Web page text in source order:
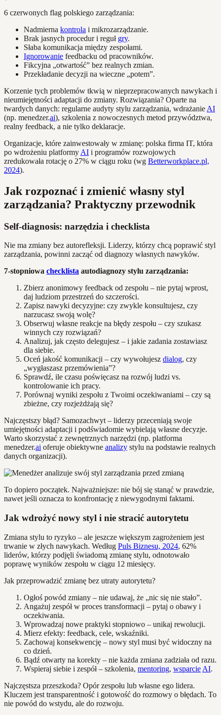
6 czerwonych flag polskiego zarządzania:
Nadmierna kontrola i mikrozarządzanie.
Brak jasnych procedur i reguł gry.
Słaba komunikacja między zespołami.
Ignorowanie feedbacku od pracowników.
Fikcyjna „otwartość” bez realnych zmian.
Przekładanie decyzji na wieczne „potem”.
Korzenie tych problemów tkwią w nieprzepracowanych nawykach i
nieumiejętności adaptacji do zmiany. Rozwiązania? Oparte na
twardych danych: regularne audyty stylu zarządzania, wdrażanie AI
(np. menedzer.ai), szkolenia z nowoczesnych metod przywództwa,
realny feedback, a nie tylko deklaracje.
Organizacje, które zainwestowały w zmianę: polska firma IT, która
po wdrożeniu platformy AI i programów rozwojowych
zredukowała rotację o 27% w ciągu roku (wg Betterworkplace.pl,
2024).
Jak rozpoznać i zmienić własny styl
zarządzania? Praktyczny przewodnik
Self-diagnosis: narzędzia i checklista
Nie ma zmiany bez autorefleksji. Liderzy, którzy chcą poprawić styl
zarządzania, powinni zacząć od diagnozy własnych nawyków.
7-stopniowa checklista autodiagnozy stylu zarządzania:
Zbierz anonimowy feedback od zespołu – nie pytaj wprost,
daj ludziom przestrzeń do szczerości.
Zapisz nawyki decyzyjne: czy zwykle konsultujesz, czy
narzucasz swoją wolę?
Obserwuj własne reakcje na błędy zespołu – czy szukasz
winnych czy rozwiązań?
Analizuj, jak często delegujesz – i jakie zadania zostawiasz
dla siebie.
Oceń jakość komunikacji – czy wywołujesz dialog, czy
„wygłaszasz przemówienia”?
Sprawdź, ile czasu poświęcasz na rozwój ludzi vs.
kontrolowanie ich pracy.
Porównaj wyniki zespołu z Twoimi oczekiwaniami – czy są
zbieżne, czy rozjeżdżają się?
Najczęstszy błąd? Samozachwyt – liderzy przeceniają swoje
umiejętności adaptacji i podświadomie wybielają własne decyzje.
Warto skorzystać z zewnętrznych narzędzi (np. platforma
menedzer.ai oferuje obiektywne analizy stylu na podstawie realnych
danych organizacji).
To dopiero początek. Najważniejsze: nie bój się stanąć w prawdzie,
nawet jeśli oznacza to konfrontację z niewygodnymi faktami.
Jak wdrożyć nowy styl i nie stracić autorytetu
Zmiana stylu to ryzyko – ale jeszcze większym zagrożeniem jest
trwanie w złych nawykach. Według Puls Biznesu, 2024, 62%
liderów, którzy podjęli świadomą zmianę stylu, odnotowało
poprawę wyników zespołu w ciągu 12 miesięcy.
Jak przeprowadzić zmianę bez utraty autorytetu?
Ogłoś powód zmiany – nie udawaj, że „nic się nie stało”.
Angażuj zespół w proces transformacji – pytaj o obawy i
oczekiwania.
Wprowadzaj nowe praktyki stopniowo – unikaj rewolucji.
Mierz efekty: feedback, cele, wskaźniki.
Zachowaj konsekwencję – nowy styl musi być widoczny na
co dzień.
Bądź otwarty na korekty – nie każda zmiana zadziała od razu.
Wspieraj siebie i zespół – szkolenia, mentoring, wsparcie AI.
Najczęstsza przeszkoda? Opór zespołu lub własne ego lidera.
Kluczem jest transparentność i gotowość do rozmowy o błędach. To
nie powód do wstydu, ale do rozwoju.